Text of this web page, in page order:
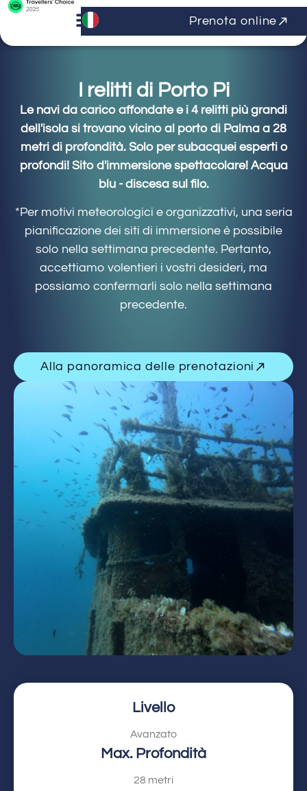
Prenota online
I relitti di Porto Pi
Le navi da carico affondate e i 4 relitti più grandi
dell'isola si trovano vicino al porto di Palma a 28
metri di profondità. Solo per subacquei esperti o
profondi! Sito d'immersione spettacolare! Acqua
blu - discesa sul filo.
*Per motivi meteorologici e organizzativi, una seria
pianificazione dei siti di immersione è possibile
solo nella settimana precedente. Pertanto,
accettiamo volentieri i vostri desideri, ma
possiamo confermarli solo nella settimana
precedente.
Alla panoramica delle prenotazioni
Livello
Avanzato
Max. Profondità
28 metri